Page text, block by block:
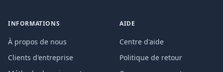
INFORMATIONS
À propos de nous
Clients d'entreprise
AIDE
Centre d'aide
Politique de retour